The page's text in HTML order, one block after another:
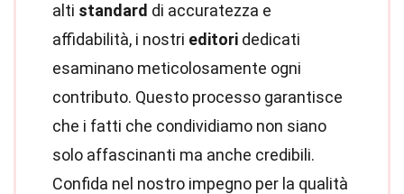
alti standard di accuratezza e
affidabilità, i nostri editori dedicati
esaminano meticolosamente ogni
contributo. Questo processo garantisce
che i fatti che condividiamo non siano
solo affascinanti ma anche credibili.
Confida nel nostro impegno per la qualità